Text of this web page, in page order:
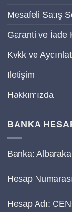
Mesafeli Satış
Garanti ve İade
Kvkk ve
İletişim
Hakkımızda
BANKA
Banka:
Hesap
Hesap Adı: